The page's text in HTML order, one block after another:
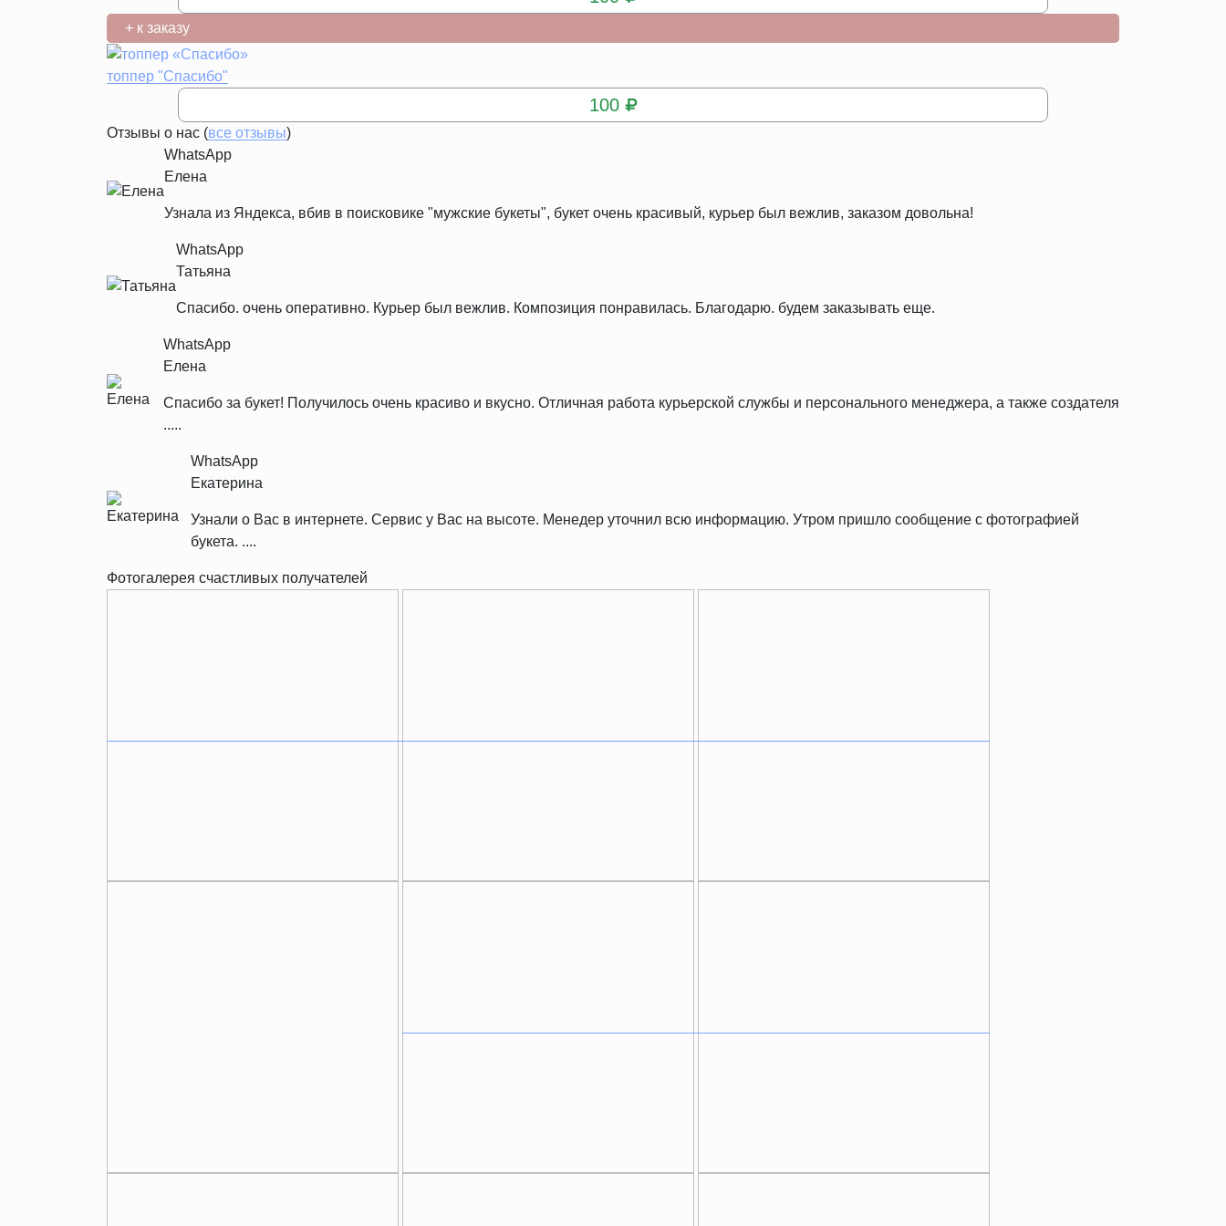
+ к заказу
топпер "Спасибо"
100
Отзывы о нас (все отзывы)
WhatsApp
Елена
Узнала из Яндекса, вбив в поисковике "мужские букеты", букет очень красивый, курьер был вежлив, заказом довольна!
WhatsApp
Татьяна
Спасибо. очень оперативно. Курьер был вежлив. Композиция понравилась. Благодарю. будем заказывать еще.
WhatsApp
Елена
Спасибо за букет! Получилось очень красиво и вкусно. Отличная работа курьерской службы и персонального менеджера, а также создателя
.....
WhatsApp
Екатерина
Узнали о Вас в интернете. Сервис у Вас на высоте. Менедер уточнил всю информацию. Утром пришло сообщение с фотографией
букета. ....
Фотогалерея счастливых получателей